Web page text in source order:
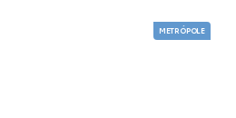
METRÓPOLE